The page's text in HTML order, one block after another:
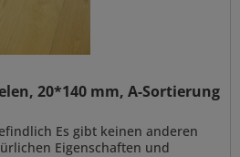
20*140 mm, A-Sortierung
Es gibt keinen anderen
Eigenschaften und